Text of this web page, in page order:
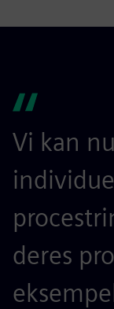
Vi kan
deres